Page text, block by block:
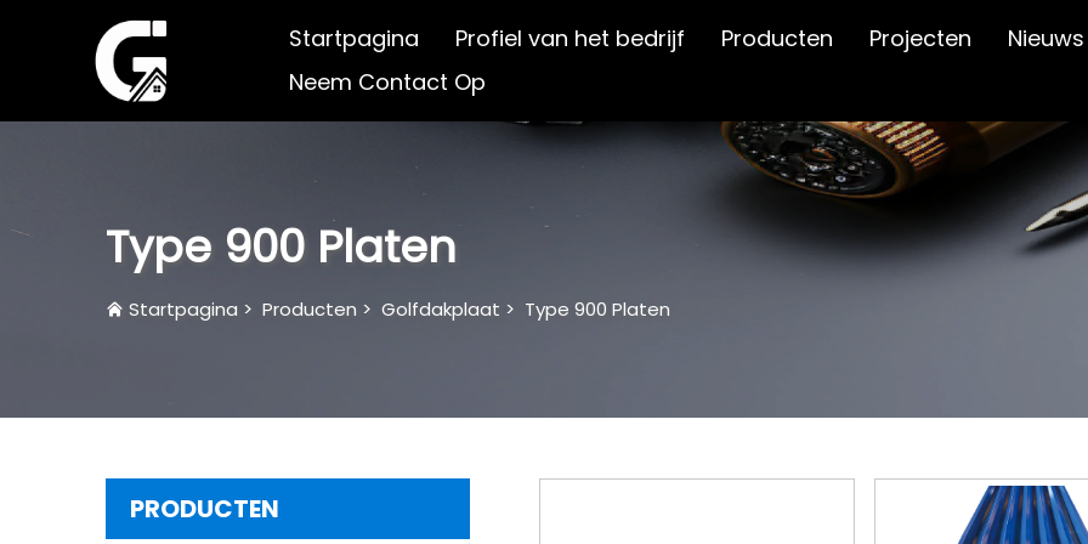
Startpagina Profiel van het bedrijf Producten Projecten
Nieuws
Neem Contact Op
Type 900 Platen
Startpagina > Producten > Golfdakplaat > Type 900 Platen
PRODUCTEN